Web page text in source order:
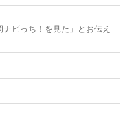
ビっち！を見た」とお伝え